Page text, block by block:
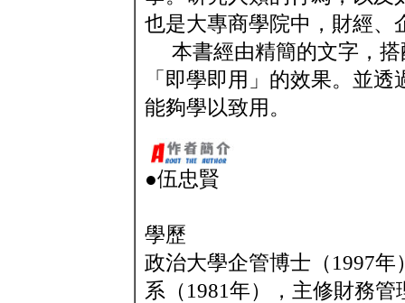
也是大專商學院中，財經、
本書經由精簡的文字，搭
「即學即用」的效果。並
能夠學以致用。
●伍忠賢
學歷
政治大學企管博士（1997
系（1981年），主修財務